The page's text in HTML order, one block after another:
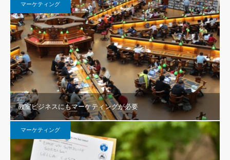
マーケティング
教室ビジネスにもマーケティングが必要
マーケティング